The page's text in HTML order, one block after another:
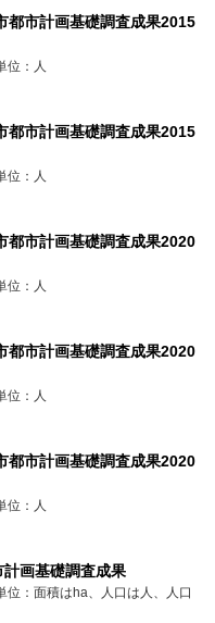
都市計画基礎調査成果2015
位：人
都市計画基礎調査成果2015
位：人
都市計画基礎調査成果2020
位：人
都市計画基礎調査成果2020
位：人
都市計画基礎調査成果2020
位：人
計画基礎調査成果
位：面積はha、人口は人、人口